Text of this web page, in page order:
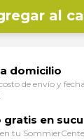
al
domicilio
de envío y
gratis en
tu